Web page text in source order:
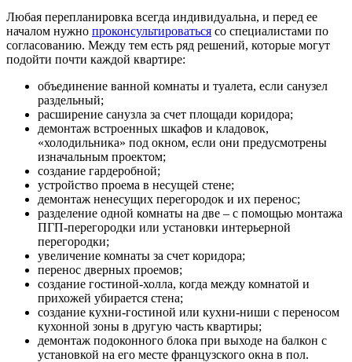
Любая перепланировка всегда индивидуальна, и перед ее
началом нужно проконсультироваться со специалистами по
согласованию. Между тем есть ряд решений, которые могут
подойти почти каждой квартире:
объединение ванной комнаты и туалета, если санузел
раздельный;
расширение санузла за счет площади коридора;
демонтаж встроенных шкафов и кладовок,
«холодильника» под окном, если они предусмотрены
изначальным проектом;
создание гардеробной;
устройство проема в несущей стене;
демонтаж ненесущих перегородок и их перенос;
разделение одной комнаты на две – с помощью монтажа
ПГП-перегородки или установки интерьерной
перегородки;
увеличение комнаты за счет коридора;
перенос дверных проемов;
создание гостиной-холла, когда между комнатой и
прихожей убирается стена;
создание кухни-гостиной или кухни-ниши с переносом
кухонной зоны в другую часть квартиры;
демонтаж подоконного блока при выходе на балкон с
установкой на его месте французского окна в пол.